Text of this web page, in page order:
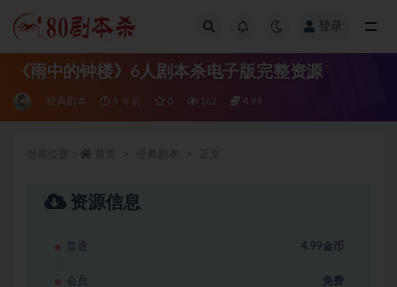
登录
《雨中的钟楼》6人剧本杀电子版完整资源
经典剧本 5 年前 0 162 4.99
资源信息
普通 4.99金币
会员 免费